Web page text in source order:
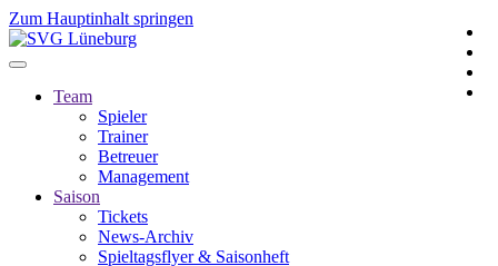
Zum Hauptinhalt springen
Team
Spieler
Trainer
Betreuer
Management
Saison
Tickets
News-Archiv
Spieltagsflyer & Saisonheft